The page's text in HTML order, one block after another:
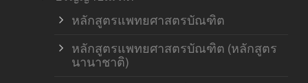
หลักสูตรแพทยศาสตรบัณฑิต
หลักสูตรแพทยศาสตรบัณฑิต (หลักสูตร
นานาชาติ)